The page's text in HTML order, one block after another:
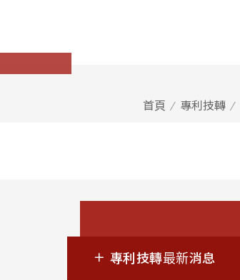
首頁 專利技轉
專利技轉最新消息